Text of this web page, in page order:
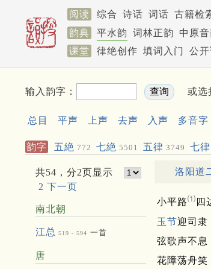
阅读 综合 诗话 词话 古籍检
韵典
平水韵 词林正韵 中原音
课堂
律绝创作 填词入门 公
输入韵字： 或选
总目 平声 上声 去声 入声 多音字
韵字 五絶 772 七絶 5501 五律 3749 七律
共54，分2页显示
2 下一页
南北朝
江总 519 - 594 一首
唐
洛阳道
小平路⑴ 四
玉节迎司隶
弦歌声不息
花障荡舟笑